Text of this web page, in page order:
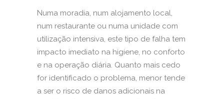
Numa moradia, num alojamento local,
num restaurante ou numa unidade com
utilização intensiva, este tipo de falha tem
impacto imediato na higiene, no conforto
e na operação diária. Quanto mais cedo
for identificado o problema, menor tende
a ser o risco de danos adicionais na